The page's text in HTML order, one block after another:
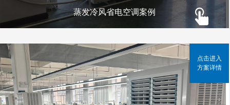
蒸发冷风省电空调案例
点击进入
方案详情